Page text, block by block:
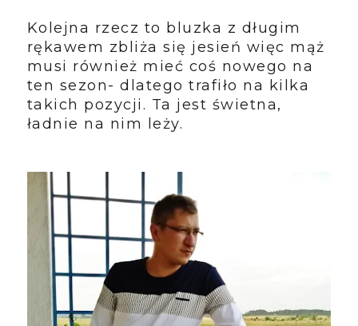
Kolejna rzecz to bluzka z długim
rękawem zbliża się jesień więc mąż
musi również mieć coś nowego na
ten sezon- dlatego trafiło na kilka
takich pozycji. Ta jest świetna,
ładnie na nim leży.